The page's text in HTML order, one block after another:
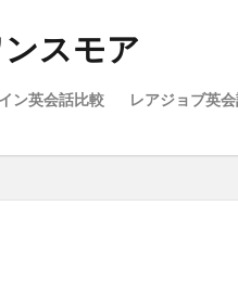
ンスモア
ン英会話比較 レアジョブ英